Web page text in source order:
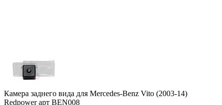
Камера заднего вида для Mercedes-Benz Vito (2003-14)
Redpower арт BEN008